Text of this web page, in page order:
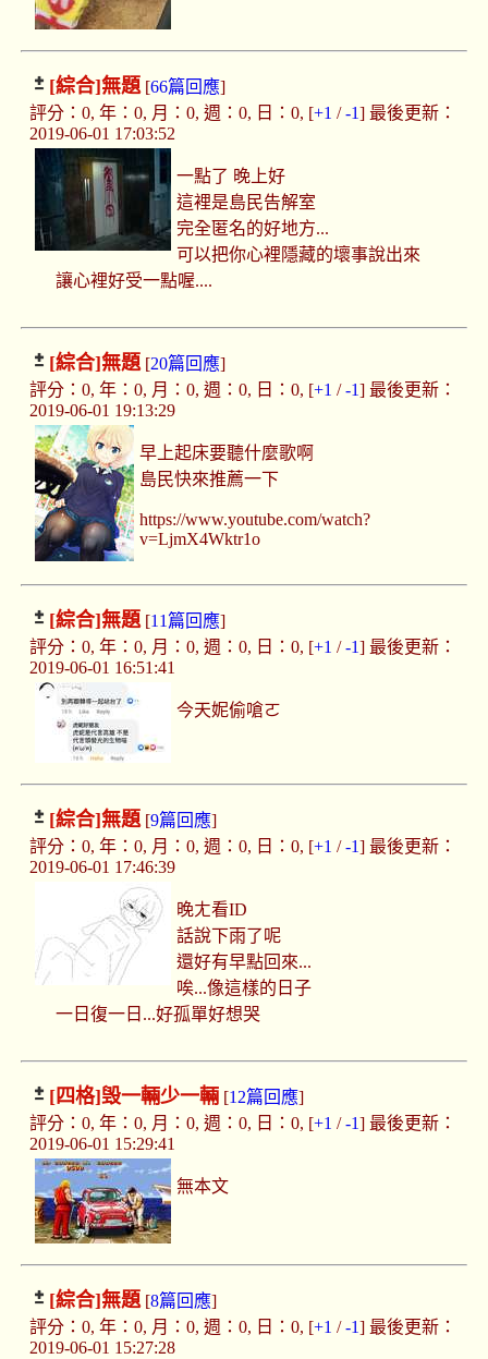
[綜合]無題[66篇回應]
評分：0, 年：0, 月：0, 週：0, 日：0, [+1 /-1] 最後更新：
2019-06-01 17:03:52
一點了 晚上好
這裡是島民告解室
完全匿名的好地方...
可以把你心裡隱藏的壞事說出來
讓心裡好受一點喔....
[綜合]無題[20篇回應]
評分：0, 年：0, 月：0, 週：0, 日：0, [+1 /-1] 最後更新：
2019-06-01 19:13:29
早上起床要聽什麼歌啊
島民快來推薦一下
https://www.youtube.com/watch?
v=LjmX4Wktr1o
[綜合]無題[11篇回應]
評分：0, 年：0, 月：0, 週：0, 日：0, [+1 /-1] 最後更新：
2019-06-01 16:51:41
今天妮偷嗆ㄛ
[綜合]無題[9篇回應]
評分：0, 年：0, 月：0, 週：0, 日：0, [+1 /-1] 最後更新：
2019-06-01 17:46:39
晚ㄤ看ID
話說下雨了呢
還好有早點回來...
唉...像這樣的日子
一日復一日...好孤單好想哭
[四格]毁一輛少一輛[12篇回應]
評分：0, 年：0, 月：0, 週：0, 日：0, [+1 /-1] 最後更新：
2019-06-01 15:29:41
無本文
[綜合]無題[8篇回應]
評分：0, 年：0, 月：0, 週：0, 日：0, [+1 /-1] 最後更新：
2019-06-01 15:27:28